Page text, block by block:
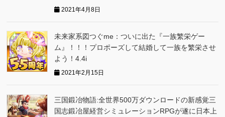
2021年4月8日
未来家系図つぐme：ついに出た『一族繁栄ゲー
ム』！！！プロポーズして結婚して一族を繁栄させ
よう！4.4i
2021年2月15日
三国鍛冶物語:全世界500万ダウンロードの新感覚三
国志鍛冶屋経営シミュレーションRPGが遂に日本上